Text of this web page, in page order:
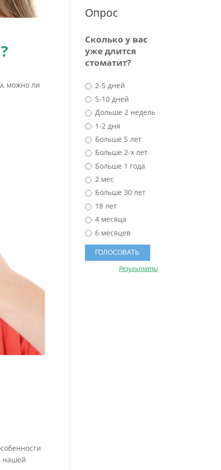
можно ли
нашей
Опрос
Сколько у вас
уже длится
стоматит?
2-5 дней
5-10 дней
Дольше 2 недель
1-2 дня
Больше 5 лет
Больше 2-х лет
Больше 1 года
2 мес
Больше 30 лет
18 лет
4 месяца
6 месяцев
Результаты